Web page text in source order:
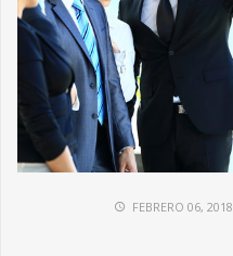
FEBRERO 06, 2018